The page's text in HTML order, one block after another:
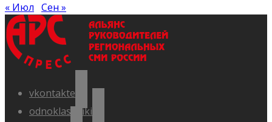
« Июл Сен »
vkontakte
odnoklassniki